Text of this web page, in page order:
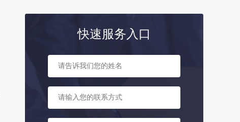
快速服务入口